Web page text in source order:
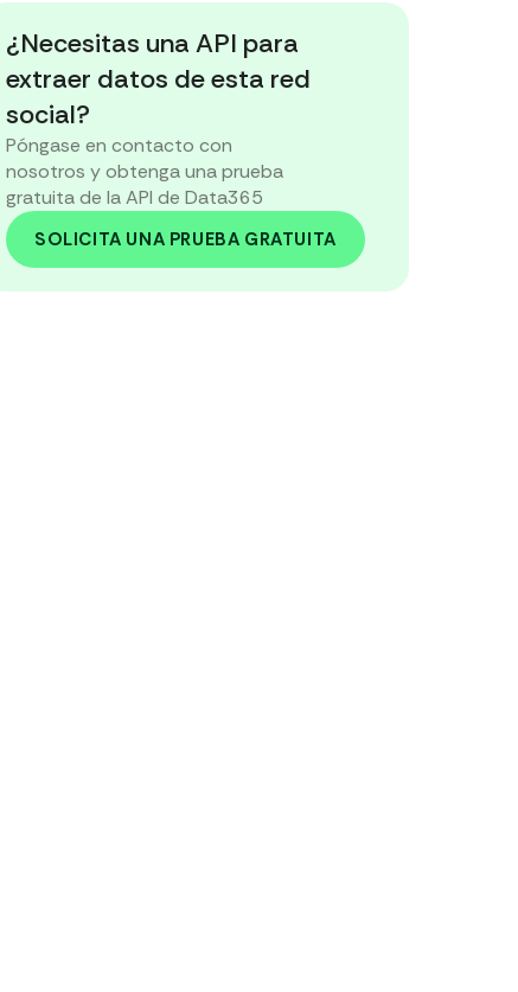
¿Necesitas una API para
extraer datos de esta red
social?
Póngase en contacto con
nosotros y obtenga una prueba
gratuita de la API de Data365
SOLICITA UNA PRUEBA GRATUITA